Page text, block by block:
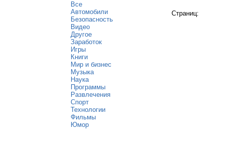
Все
Автомобили
Безопасность
Видео
Другое
Заработок
Игры
Книги
Мир и бизнес
Музыка
Наука
Программы
Развлечения
Спорт
Технологии
Фильмы
Юмор
Страниц: